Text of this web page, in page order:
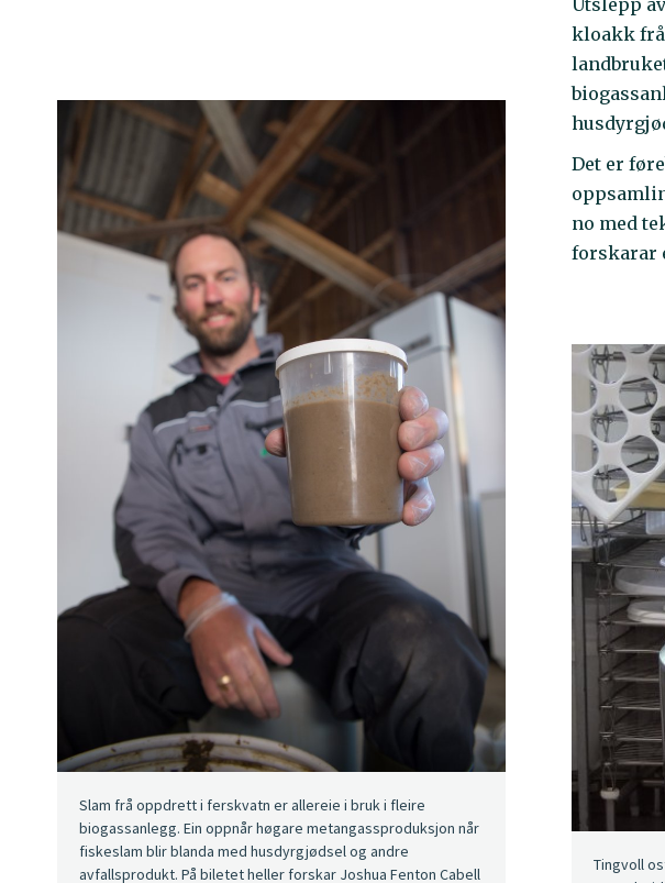
Utslepp
kloakk
Det er
no med
forskarar
Tingvoll
Slam frå oppdrett i ferskvatn er allereie i bruk i fleire
biogassanlegg. Ein oppnår høgare metangassproduksjon når
fiskeslam blir blanda med husdyrgjødsel og andre
avfallsprodukt. På biletet heller forskar Joshua Fenton Cabell